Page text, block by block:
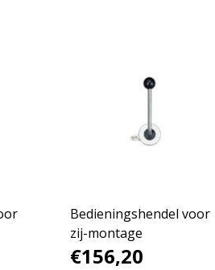
Bedieningshendel voor
zij-montage
€156,20